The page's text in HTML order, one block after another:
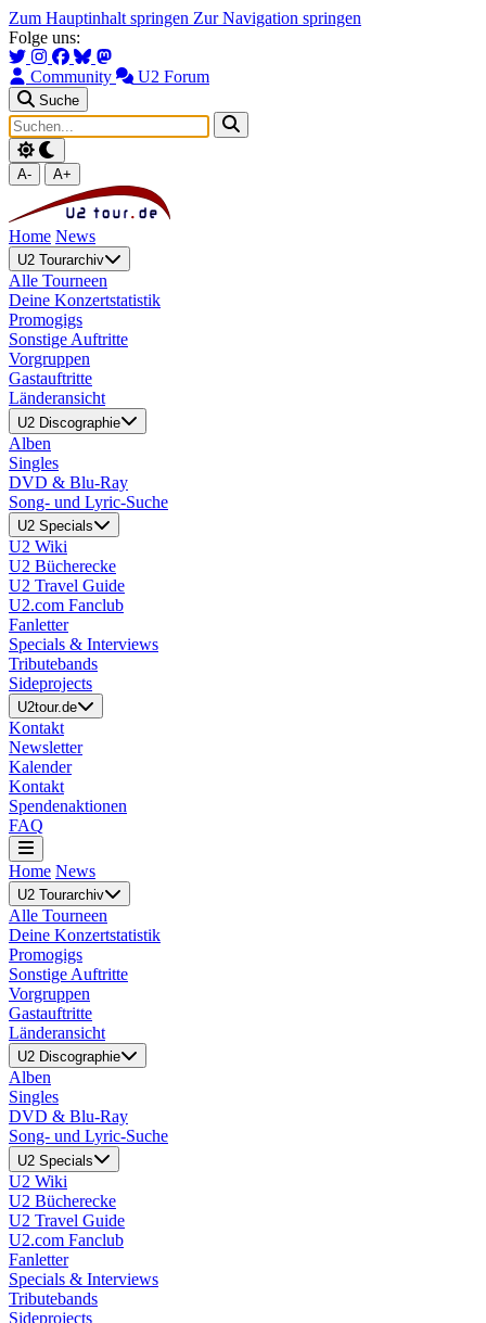
Zum Hauptinhalt springen Zur Navigation springen
Folge uns:
Community U2 Forum
Suche
A- A+
Home News
U2 Tourarchiv
Alle Tourneen
Deine Konzertstatistik
Promogigs
Sonstige Auftritte
Vorgruppen
Gastauftritte
Länderansicht
U2 Discographie
Alben
Singles
DVD & Blu-Ray
Song- und Lyric-Suche
U2 Specials
U2 Wiki
U2 Bücherecke
U2 Travel Guide
U2.com Fanclub
Fanletter
Specials & Interviews
Tributebands
Sideprojects
U2tour.de
Kontakt
Newsletter
Kalender
Kontakt
Spendenaktionen
FAQ
Home News
U2 Tourarchiv
Alle Tourneen
Deine Konzertstatistik
Promogigs
Sonstige Auftritte
Vorgruppen
Gastauftritte
Länderansicht
U2 Discographie
Alben
Singles
DVD & Blu-Ray
Song- und Lyric-Suche
U2 Specials
U2 Wiki
U2 Bücherecke
U2 Travel Guide
U2.com Fanclub
Fanletter
Specials & Interviews
Tributebands
Sideprojects